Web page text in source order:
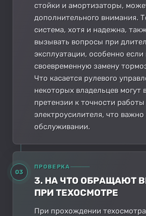
стойки и амортизаторы,
дополнительного внимания.
система, хотя и надежна,
вызывать вопросы при
эксплуатации, особенно
своевременную замену
Что касается рулевого
некоторых владельцев могут
претензии к точности работы
электроусилителя, что
обслуживании.
03
ПРОВЕРКА
3. НА ЧТО ОБРАЩАЮТ
ПРИ ТЕХОСМОТРЕ
При прохождении